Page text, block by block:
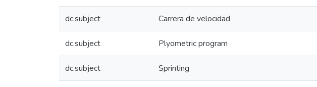
dc.subject Carrera de velocidad
dc.subject Plyometric program
dc.subject Sprinting